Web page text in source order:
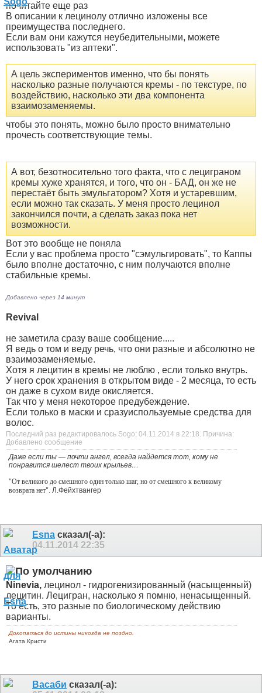
почитайте еще раз
В описании к лецинолу отлично изложены все
преимущества последнего.
Если вам они кажутся неубедительными, можете
использовать "из аптеки".
А цель экспериментов именно, что бы понять
насколько разные получаются кремы - по текстуре, по
воздействию, насколько эти два компонента
взаимозаменяемы.
чтобы это понять, можно было просто внимательно
прочесть соответствующие темы.
А вот, безотносительно того факта, что с лециграном
кремы хуже хранятся, и того, что он - БАД, он же не
перестаёт быть эмульгатором? Хотя и устаревшим,
если можно так сказать. У меня просто лецинол
закончился почти, а сделать заказ пока нет
возможности.
Вот это вообще не поняла
Если у вас проблема просто "сэмульгировать", то Каппы
было вполне достаточно, с ним получаются вполне
стабильные кремы.
Добавлено через 14 минут
Revival
не заметила сразу ваше сообщение.....
Я ведь о том и веду речь, что они разные и абсолютно не
взаимозаменяемые.
Хотя я лецитин в кремы не люблю , если только внутрь.
У него срок хранения в открытом виде - 2 месяца, то есть
он даже в сухом виде окисляется.
Так что у меня некоторое предубеждение.
Если только в маски и сразуиспользуемые средства для
волос.
Последний раз редактировалось Sogo; 04.11.2014 в 22:18. Причина:
Добавлено сообщение
Даже если ты — почти ангел, всегда найдется тот, кому не
понравится шелест твоих крыльев…
"От великого до смешного один только шаг, но от смешного к великому
возврата нет". Л.Фейхтвангер
Esna сказал(-а):
04.11.2014 22:35
Ninevia, лецинол - гидрогенизированный (насыщенный)
лецитин. Лецигран, насколько я помню, ненасыщенный.
То есть, это разные по биологическому действию
варианты.
Докопаться до истины никогда не поздно.
Агата Кристи
Васаби сказал(-а):